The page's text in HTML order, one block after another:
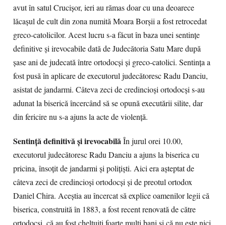
avut în satul Crucişor, ieri au rămas doar cu una deoarece
lăcaşul de cult din zona numită Moara Borşii a fost retrocedat
greco-catolicilor. Acest lucru s-a făcut în baza unei sentinţe
definitive şi irevocabile dată de Judecătoria Satu Mare după
şase ani de judecată între ortodocşi şi greco-catolici. Sentinţa a
fost pusă în aplicare de executorul judecătoresc Radu Danciu,
asistat de jandarmi. Câteva zeci de credincioşi ortodocşi s-au
adunat la biserică încercând să se opună executării silite, dar
din fericire nu s-a ajuns la acte de violenţă.
Sentinţă definitivă şi irevocabilăÎn jurul orei 10.00,
executorul judecătoresc Radu Danciu a ajuns la biserica cu
pricina, însoţit de jandarmi şi poliţişti. Aici era aşteptat de
câteva zeci de credincioşi ortodocşi şi de preotul ortodox
Daniel Chira. Aceştia au încercat să explice oamenilor legii că
biserica, construită în 1883, a fost recent renovată de către